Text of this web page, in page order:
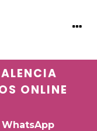
ONLINE
WhatsApp